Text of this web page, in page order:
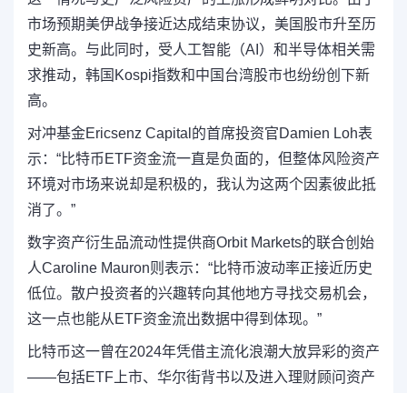
市场预期美伊战争接近达成结束协议，美国股市升至历
史新高。与此同时，受人工智能（AI）和半导体相关需
求推动，韩国Kospi指数和中国台湾股市也纷纷创下新
高。
对冲基金Ericsenz Capital的首席投资官Damien Loh表
示：“比特币ETF资金流一直是负面的，但整体风险资产
环境对市场来说却是积极的，我认为这两个因素彼此抵
消了。”
数字资产衍生品流动性提供商Orbit Markets的联合创始
人Caroline Mauron则表示：“比特币波动率正接近历史
低位。散户投资者的兴趣转向其他地方寻找交易机会，
这一点也能从ETF资金流出数据中得到体现。”
比特币这一曾在2024年凭借主流化浪潮大放异彩的资产
——包括ETF上市、华尔街背书以及进入理财顾问资产